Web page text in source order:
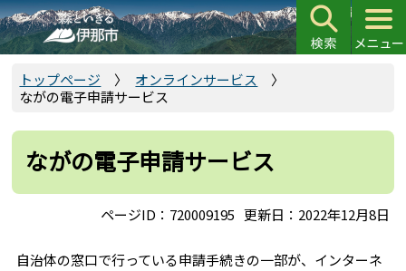
こ
の
ペ
で
トップページ
オンラインサービス
ながの電子申請サービス
ながの電子申請サービス
ページID：720009195 更新日：2022年12月8日
自治体の窓口で行っている申請手続きの一部が、インターネ